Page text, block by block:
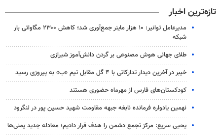
تازه‌ترین اخبار
مدیرعامل توانیر: ۱۰ هزار ماینر جمع‌آوری شد؛ کاهش ۲۳۰۰ مگاواتی بار
شبکه
طلای جهانی هوش مصنوعی بر گردن دانش‌آموز شیرازی
خیبر در آخرین دیدار تدارکاتی با ۴ گل مقابل تیم «ب» به پیروزی رسید
کودکستان‌های فارس از مهرماه حضوری هستند
نهمین یادواره فرمانده نابغه جبهه مقاومت شهید حسین پور در لنگرود
یحیی سریع: مرکز تجمع دشمن را هدف قرار دادیم؛ معادله جدید یمنی‌ها